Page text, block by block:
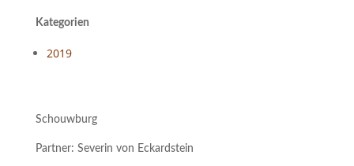
Kategorien
2019
Schouwburg
Partner: Severin von Eckardstein